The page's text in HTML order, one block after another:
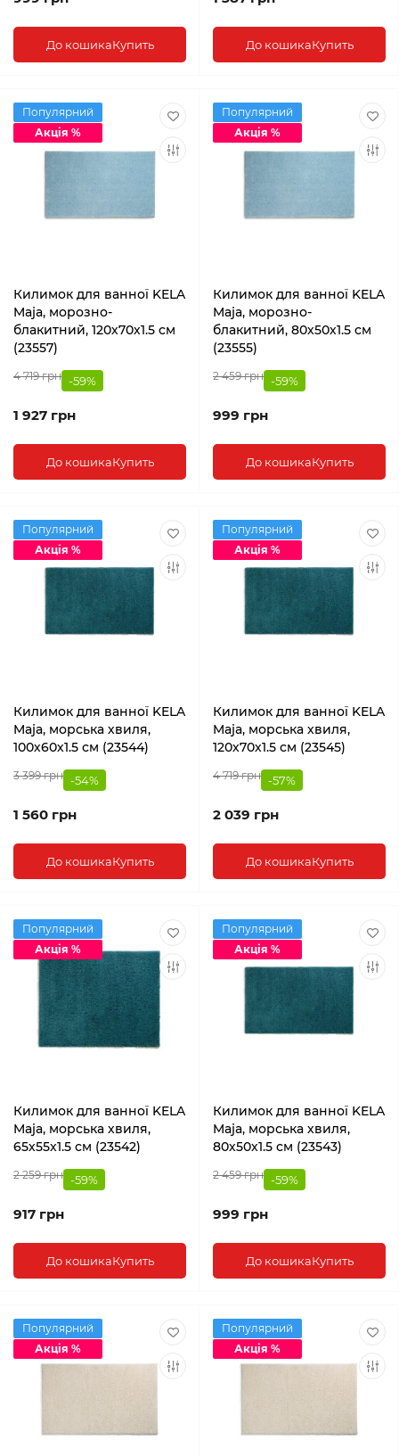
До кошикаКупить До кошикаКупить
Популярний
Акція %
Килимок для ванної KELA
Maja, морозно-
блакитний, 120х70х1.5 см
(23557)
4 719 грн -59%
1 927 грн
До кошикаКупить
Популярний
Акція %
Килимок для ванної KELA
Maja, морозно-
блакитний, 80х50х1.5 см
(23555)
2 459 грн -59%
999 грн
До кошикаКупить
Популярний
Акція %
Килимок для ванної KELA
Maja, морська хвиля,
100х60х1.5 см (23544)
3 399 грн -54%
1 560 грн
До кошикаКупить
Популярний
Акція %
Килимок для ванної KELA
Maja, морська хвиля,
120х70х1.5 см (23545)
4 719 грн -57%
2 039 грн
До кошикаКупить
Популярний
Акція %
Килимок для ванної KELA
Maja, морська хвиля,
65х55х1.5 см (23542)
2 259 грн -59%
917 грн
До кошикаКупить
Популярний
Акція %
Килимок для ванної KELA
Maja, морська хвиля,
80х50х1.5 см (23543)
2 459 грн -59%
999 грн
До кошикаКупить
Популярний
Акція %
Популярний
Акція %